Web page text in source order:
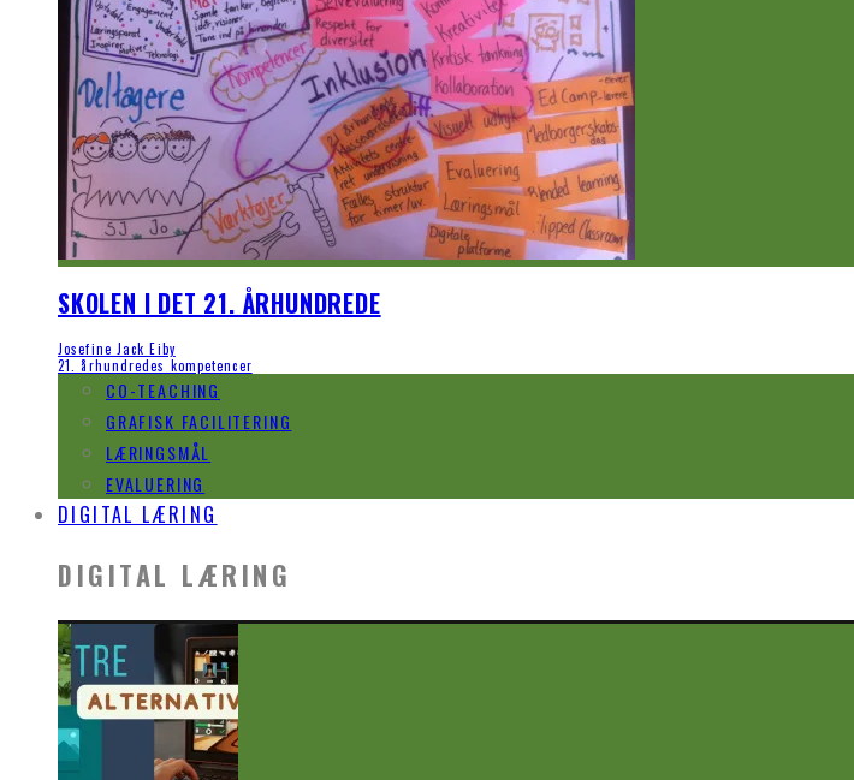
SKOLEN I DET 21. ÅRHUNDREDE
Josefine Jack Eiby
21. århundredes kompetencer
CO-TEACHING
GRAFISK FACILITERING
LÆRINGSMÅL
EVALUERING
DIGITAL LÆRING
DIGITAL LÆRING